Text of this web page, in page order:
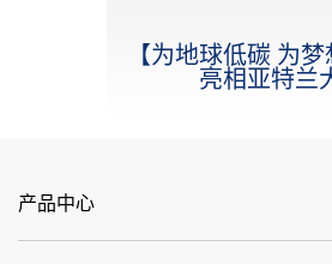
【为地球低碳 为
亮相亚特兰
产品中心